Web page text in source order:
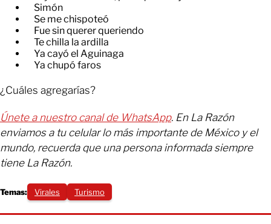
Simón
Se me chispoteó
Fue sin querer queriendo
Te chilla la ardilla
Ya cayó el Aguinaga
Ya chupó faros
¿Cuáles agregarías?
Únete a nuestro canal de WhatsApp. En La Razón
enviamos a tu celular lo más importante de México y el
mundo, recuerda que una persona informada siempre
tiene La Razón.
Temas: Virales Turismo